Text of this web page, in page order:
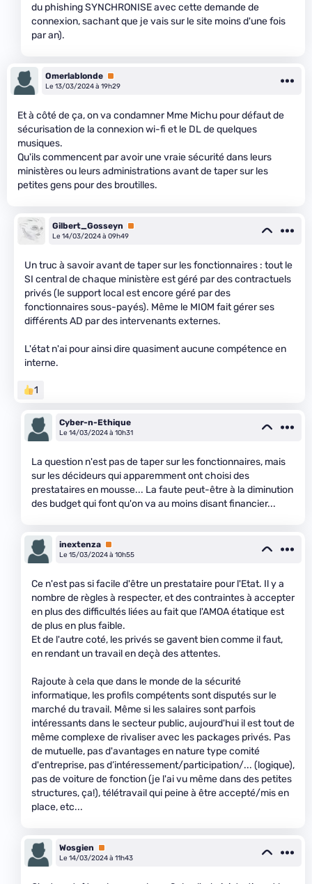
du phishing SYNCHRONISE avec cette demande de
connexion, sachant que je vais sur le site moins d'une fois
par an).
Omerlablonde Premium
Le 13/03/2024 à 19h29
Et à côté de ça, on va condamner Mme Michu pour défaut de
sécurisation de la connexion wi-fi et le DL de quelques
musiques.
Qu'ils commencent par avoir une vraie sécurité dans leurs
ministères ou leurs administrations avant de taper sur les
petites gens pour des broutilles.
Gilbert_Gosseyn
Premium
Le 14/03/2024 à 09h49
Un truc à savoir avant de taper sur les fonctionnaires : tout le
SI central de chaque ministère est géré par des contractuels
privés (le support local est encore géré par des
fonctionnaires sous-payés). Même le MIOM fait gérer ses
différents AD par des intervenants externes.
L'état n'ai pour ainsi dire quasiment aucune compétence en
interne.
1
Cyber-n-Ethique
Le 14/03/2024 à 10h31
La question n'est pas de taper sur les fonctionnaires, mais
sur les décideurs qui apparemment ont choisi des
prestataires en mousse... La faute peut-être à la diminution
des budget qui font qu'on va au moins disant financier...
inextenza Premium
Le 15/03/2024 à 10h55
Ce n'est pas si facile d'être un prestataire pour l'Etat. Il y a
nombre de règles à respecter, et des contraintes à accepter
en plus des difficultés liées au fait que l'AMOA étatique est
de plus en plus faible.
Et de l'autre coté, les privés se gavent bien comme il faut,
en rendant un travail en deçà des attentes.
Rajoute à cela que dans le monde de la sécurité
informatique, les profils compétents sont disputés sur le
marché du travail. Même si les salaires sont parfois
intéressants dans le secteur public, aujourd'hui il est tout de
même complexe de rivaliser avec les packages privés. Pas
de mutuelle, pas d'avantages en nature type comité
d'entreprise, pas d’intéressement/participation/... (logique),
pas de voiture de fonction (je l'ai vu même dans des petites
structures, ça!), télétravail qui peine à être accepté/mis en
place, etc...
Wosgien
Premium
Le 14/03/2024 à 11h43